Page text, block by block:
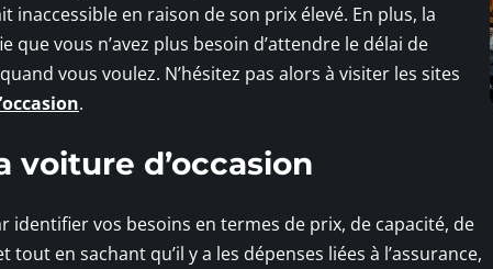
inaccessible en raison de son prix élevé. En plus, la
vous n’avez plus besoin d’attendre le délai de
vous voulez. N’hésitez pas alors à visiter les sites
.
voiture d’occasion
identifier vos besoins en termes de prix, de capacité, de
en sachant qu’il y a les dépenses liées à l’assurance,